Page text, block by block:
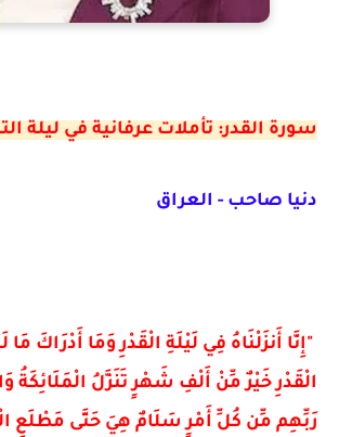
سورة القدر: تأملات عرفانية في ليلة
دنيا صاحب - العراق
"إِنَّا أَنزَلْنَاهُ فِي لَيْلَةِ الْقَدْرِ وَمَا أَدْرَاكَ مَا
الْقَدْرِ خَيْرٌ مِّنْ أَلْفِ شَهْرٍ تَنَزَّلُ الْمَلَائِكَةُ